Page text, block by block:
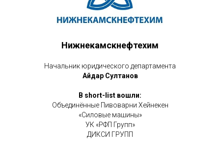
Нижнекамскнефтехим
Начальник юридического департамента
Айдар Султанов
В short-list вошли:
Объединённые Пивоварни Хейнекен
«Силовые машины»
УК «РФП Групп»
ДИКСИ ГРУПП